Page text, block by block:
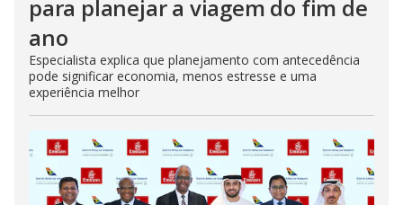
para planejar a viagem do fim de
ano
Especialista explica que planejamento com antecedência
pode significar economia, menos estresse e uma
experiência melhor